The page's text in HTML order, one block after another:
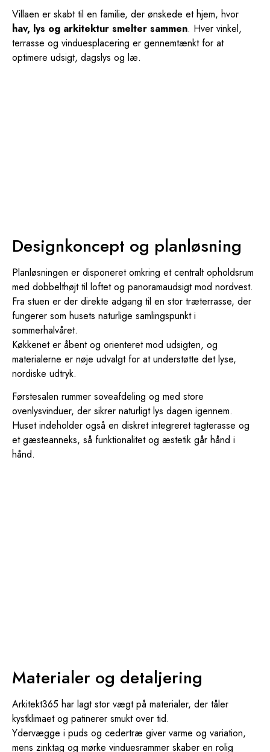
Villaen er skabt til en familie, der ønskede et hjem, hvor
hav, lys og arkitektur smelter sammen. Hver vinkel,
terrasse og vinduesplacering er gennemtænkt for at
optimere udsigt, dagslys og læ.
Designkoncept og planløsning
Planløsningen er disponeret omkring et centralt opholdsrum
med dobbelthøjt til loftet og panoramaudsigt mod nordvest.
Fra stuen er der direkte adgang til en stor træterrasse, der
fungerer som husets naturlige samlingspunkt i
sommerhalvåret.
Køkkenet er åbent og orienteret mod udsigten, og
materialerne er nøje udvalgt for at understøtte det lyse,
nordiske udtryk.
Førstesalen rummer soveafdeling og med store
ovenlysvinduer, der sikrer naturligt lys dagen igennem.
Huset indeholder også en diskret integreret tagterasse og
et gæsteanneks, så funktionalitet og æstetik går hånd i
hånd.
Materialer og detaljering
Arkitekt365 har lagt stor vægt på materialer, der tåler
kystklimaet og patinerer smukt over tid.
Ydervægge i puds og cedertræ giver varme og variation,
mens zinktag og mørke vinduesrammer skaber en rolig